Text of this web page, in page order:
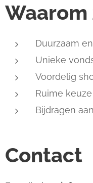
Waarom
Duurzaam
Unieke
Voordelig
Ruime keuze
Bijdragen
Contact